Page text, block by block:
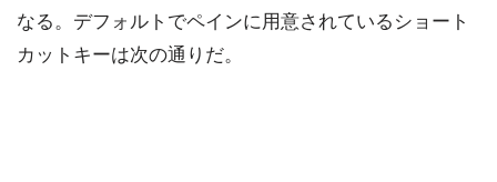
なる。デフォルトでペインに用意されているショート
カットキーは次の通りだ。